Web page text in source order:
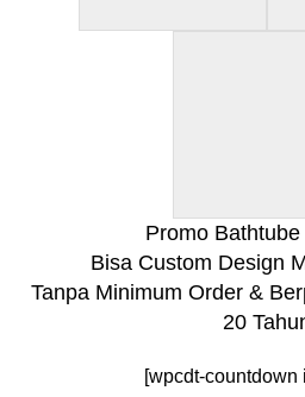
Promo Bathtube
Bisa Custom Design
Tanpa Minimum Order &
20
[wpcdt-countdown